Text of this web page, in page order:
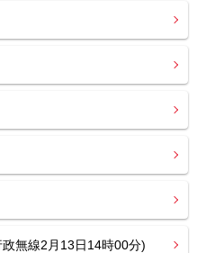
無線2月13日14時00分)